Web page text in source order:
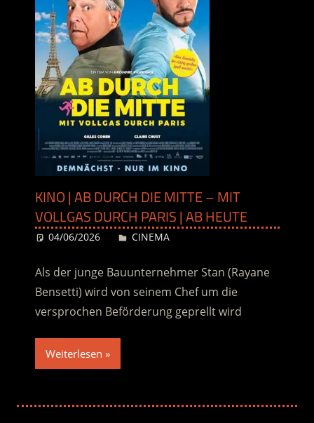
KINO | AB DURCH DIE MITTE – MIT
VOLLGAS DURCH PARIS | AB HEUTE
04/06/2026 Desiree
CINEMA
Als der junge Bauunternehmer Stan (Rayane
Bensetti) wird von seinem Chef um die
versprochen Beförderung geprellt wird
Weiterlesen